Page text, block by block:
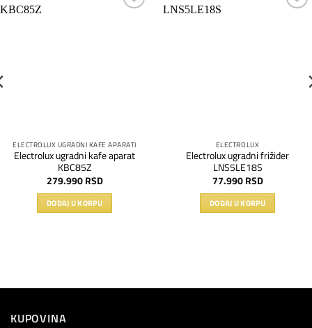
ELECTROLUX UGRADNI KAFE APARATI
Electrolux ugradni kafe aparat
KBC85Z
279.990 RSD
DODAJ U KORPU
ELECTROLUX
Electrolux ugradni frižider
LNS5LE18S
77.990 RSD
DODAJ U KORPU
KUPOVINA